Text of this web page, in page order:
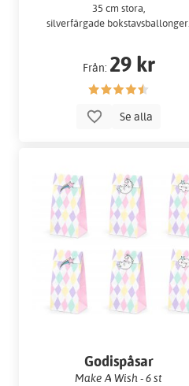
35 cm stora,
silverfärgade bokstavsballonger.
Från: 29 kr
Se alla
Godispåsar
Make A Wish - 6 st